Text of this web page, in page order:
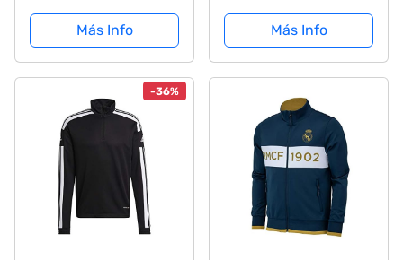
Más Info Más Info
-36%